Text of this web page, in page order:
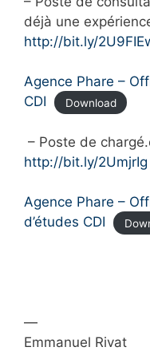
déjà une
http://bit.ly/
Agence Phare –
CDI
Download
– Poste de
http://bit.ly/2UmjrIg
Agence Phare –
d’études CDI
—
Emmanuel Rivat